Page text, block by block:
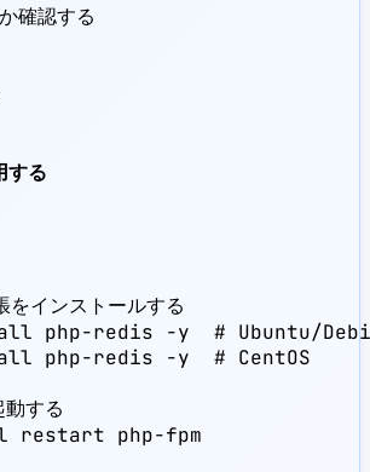
確認する
する
インストールする
php-redis -y  # Ubuntu/
php-redis -y  # CentOS
する
restart php-fpm